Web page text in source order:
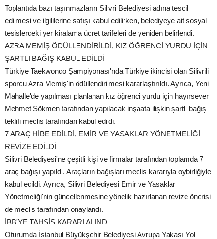
Toplantıda bazı taşınmazların Silivri Belediyesi adına tescil
edilmesi ve ilgililerine satışı kabul edilirken, belediyeye ait sosyal
tesislerdeki yer kiralama ücret tarifeleri de yeniden belirlendi.
AZRA MEMİŞ ÖDÜLLENDİRİLDİ, KIZ ÖĞRENCİ YURDU İÇİN
ŞARTLI BAĞIŞ KABUL EDİLDİ
Türkiye Taekwondo Şampiyonası'nda Türkiye ikincisi olan Silivrili
sporcu Azra Memiş'in ödüllendirilmesi kararlaştırıldı. Ayrıca, Yeni
Mahalle'de yapılması planlanan kız öğrenci yurdu için hayırsever
Mehmet Sökmen tarafından yapılacak inşaata ilişkin şartlı bağış
teklifi meclis tarafından kabul edildi.
7 ARAÇ HİBE EDİLDİ, EMİR VE YASAKLAR YÖNETMELİĞİ
REVİZE EDİLDİ
Silivri Belediyesi'ne çeşitli kişi ve firmalar tarafından toplamda 7
araç bağışı yapıldı. Araçların bağışları meclis kararıyla oybirliğiyle
kabul edildi. Ayrıca, Silivri Belediyesi Emir ve Yasaklar
Yönetmeliği'nin güncellenmesine yönelik hazırlanan revize önerisi
de meclis tarafından onaylandı.
İBB'YE TAHSİS KARARI ALINDI
Oturumda İstanbul Büyükşehir Belediyesi Avrupa Yakası Yol